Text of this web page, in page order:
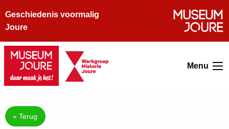
Geschiedenis voormalig
Joure
Menu
« Terug